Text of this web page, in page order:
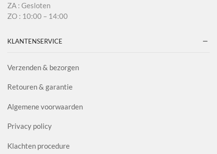
ZA : Gesloten
ZO : 10:00 – 14:00
KLANTENSERVICE
Verzenden & bezorgen
Retouren & garantie
Algemene voorwaarden
Privacy policy
Klachten procedure